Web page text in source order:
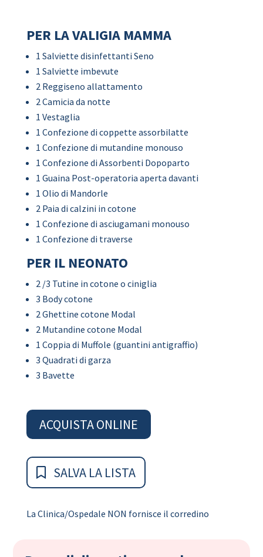
PER LA VALIGIA MAMMA
1 Salviette disinfettanti Seno
1 Salviette imbevute
2 Reggiseno allattamento
2 Camicia da notte
1 Vestaglia
1 Confezione di coppette assorbilatte
1 Confezione di mutandine monouso
1 Confezione di Assorbenti Dopoparto
1 Guaina Post-operatoria aperta davanti
1 Olio di Mandorle
2 Paia di calzini in cotone
1 Confezione di asciugamani monouso
1 Confezione di traverse
PER IL NEONATO
2 /3 Tutine in cotone o ciniglia
3 Body cotone
2 Ghettine cotone Modal
2 Mutandine cotone Modal
1 Coppia di Muffole (guantini antigraffio)
3 Quadrati di garza
3 Bavette
ACQUISTA ONLINE
SALVA LA LISTA
La Clinica/Ospedale NON fornisce il corredino